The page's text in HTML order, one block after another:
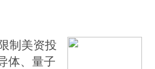
制美资投
体、量子